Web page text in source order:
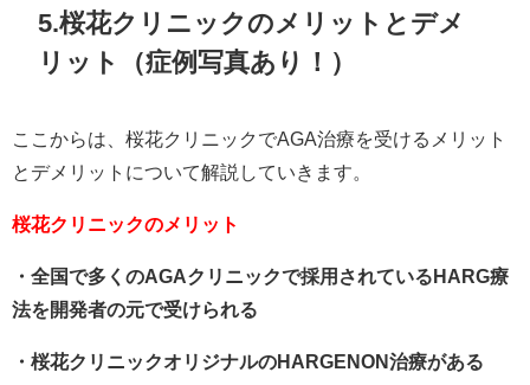
5.桜花クリニックのメリットとデメ
リット（症例写真あり！）
ここからは、桜花クリニックでAGA治療を受けるメリット
とデメリットについて解説していきます。
桜花クリニックのメリット
・全国で多くのAGAクリニックで採用されているHARG療
法を開発者の元で受けられる
・桜花クリニックオリジナルのHARGENON治療がある